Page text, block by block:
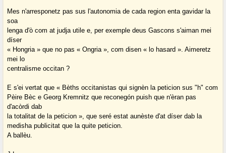
Mes n'arresponetz pas sus l'autonomia de cada region enta gavidar la
soa
lenga d'ò com at judja utile e, per exemple deus Gascons s'aiman mei
díser
« Hongria » que no pas « Ongria », com disen « lo hasard ». Aimeretz
mei lo
centralisme occitan ?
E s'ei vertat que « Bèths occitanistas qui signèn la peticion sus "h" com
Pèire Bèc e Georg Kremnitz que reconegón puish que n'èran pas
d'acòrdi dab
la totalitat de la peticion », que seré estat aunèste d'at díser dab la
medisha publicitat que la quite peticion.
A ballèu.